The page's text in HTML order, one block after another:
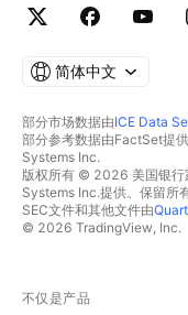
简体中文
部分市场数据由ICE Data
部分参考数据由FactSet提
Systems Inc.
版权所有 © 2026 美国银行
Systems Inc.提供。保留所
SEC文件和其他文件由
© 2026 TradingView, Inc.
不仅是产品